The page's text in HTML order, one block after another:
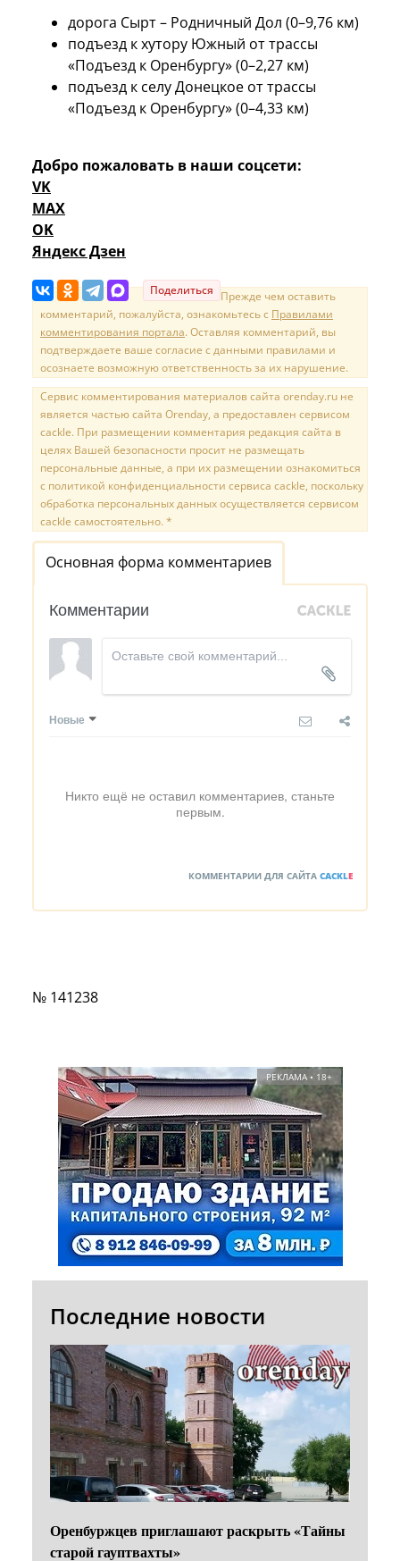
дорога Сырт – Родничный Дол (0–9,76 км)
подъезд к хутору Южный от трассы
«Подъезд к Оренбургу» (0–2,27 км)
подъезд к селу Донецкое от трассы
«Подъезд к Оренбургу» (0–4,33 км)
Добро пожаловать в наши соцсети:
VK
MAX
OK
Яндекс Дзен
Поделиться Прежде чем оставить
комментарий, пожалуйста, ознакомьтесь с Правилами
комментирования портала. Оставляя комментарий, вы
подтверждаете ваше согласие с данными правилами и
осознаете возможную ответственность за их нарушение.
Сервис комментирования материалов сайта orenday.ru не
является частью сайта Orenday, а предоставлен сервисом
cackle. При размещении комментария редакция сайта в
целях Вашей безопасности просит не размещать
персональные данные, а при их размещении ознакомиться
с политикой конфиденциальности сервиса cackle, поскольку
обработка персональных данных осуществляется сервисом
cackle самостоятельно. *
Основная форма комментариев
Комментарии
Новые
Никто ещё не оставил комментариев, станьте
первым.
КОММЕНТАРИИ ДЛЯ САЙТА CACKLE
№ 141238
РЕКЛАМА • 18+
Последние новости
Оренбуржцев приглашают раскрыть «Тайны
старой гауптвахты»